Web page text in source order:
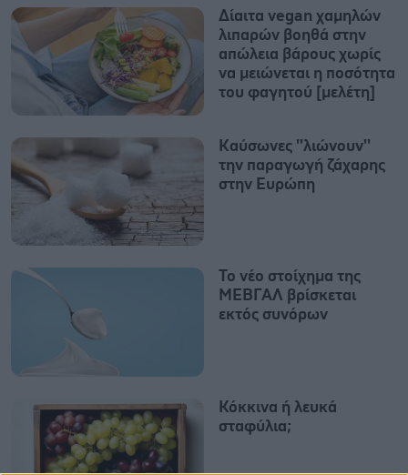
Δίαιτα vegan χαμηλών
λιπαρών βοηθά στην
απώλεια βάρους χωρίς
να μειώνεται η ποσότητα
του φαγητού [μελέτη]
Καύσωνες ''λιώνουν''
την παραγωγή ζάχαρης
στην Ευρώπη
Το νέο στοίχημα της
ΜΕΒΓΑΛ βρίσκεται
εκτός συνόρων
Κόκκινα ή λευκά
σταφύλια;